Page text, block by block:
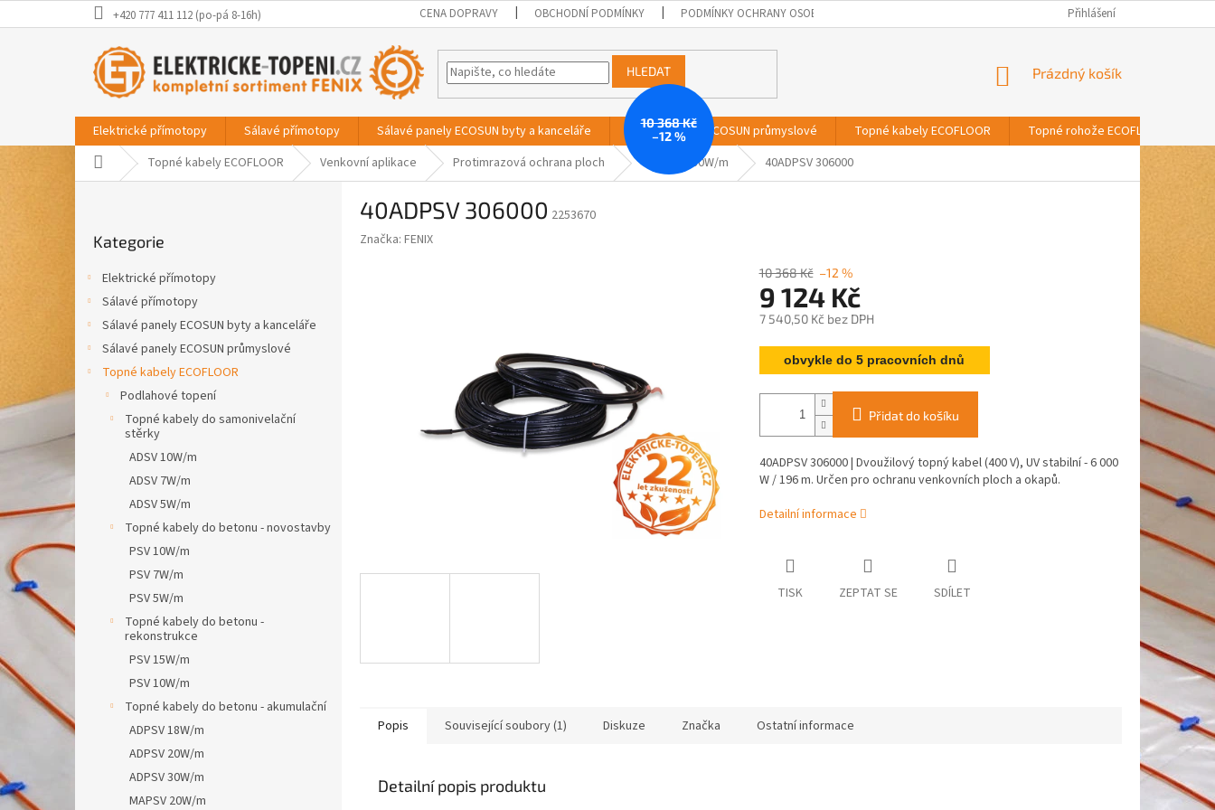
na
+420 777 411 112 (po-pá 8-16h) CENA DOPRAVY OBCHODNÍ PODMÍNKY PODMÍNKY OCHRANY OSOBNÍCH ÚDAJŮ Přihlášení
HLEDAT
NÁKUPNÍ
Prázdný košík
Elektrické přímotopy Sálavé přímotopy Sálavé panely ECOSUN byty a kanceláře Sálavé panely ECOSUN průmyslové Topné kabely ECOFLOOR Topné rohože ECOFLOOR
Domů Topné kabely ECOFLOOR Venkovní aplikace Protimrazová ochrana ploch 40ADPSV 30W/m 40ADPSV 306000
a
e
kategorie
Kategorie
Elektrické přímotopy
Sálavé přímotopy
Sálavé panely ECOSUN byty a kanceláře
Sálavé panely ECOSUN průmyslové
Topné kabely ECOFLOOR
Podlahové topení
Topné kabely do samonivelační
stěrky
ADSV 10W/m
ADSV 7W/m
ADSV 5W/m
Topné kabely do betonu - novostavby
PSV 10W/m
PSV 7W/m
PSV 5W/m
Topné kabely do betonu -
rekonstrukce
PSV 15W/m
PSV 10W/m
Topné kabely do betonu - akumulační
ADPSV 18W/m
ADPSV 20W/m
ADPSV 30W/m
MAPSV 20W/m
40ADPSV 306000 2253670
Značka: FENIX
10 368 Kč
–12 %
10 368 Kč –12 %
9 124 Kč
7 540,50 Kč bez DPH
Měrná
cena:obvykle do 5 pracovních dnů
Přidat do košíku
40ADPSV 306000 | Dvoužilový topný kabel (400 V), UV stabilní - 6 000
W / 196 m. Určen pro ochranu venkovních ploch a okapů.
Detailní informace
TISK ZEPTAT SE SDÍLET
Popis Související soubory (1) Diskuze Značka Ostatní informace
Detailní popis produktu